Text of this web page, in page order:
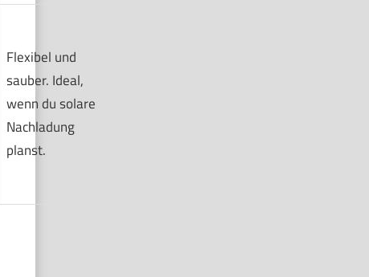
Flexibel und
sauber. Ideal,
wenn du solare
Nachladung
planst.